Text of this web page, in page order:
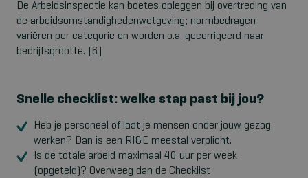
De Arbeidsinspectie kan boetes opleggen bij overtreding van
de arbeidsomstandighedenwetgeving; normbedragen
variëren per categorie en worden o.a. gecorrigeerd naar
bedrijfsgrootte. [6]
Snelle checklist: welke stap past bij jou?
Heb je personeel of laat je mensen onder jouw gezag
werken? Dan is een RI&E meestal verplicht.
Is de totale arbeid maximaal 40 uur per week
(opgeteld)? Overweeg dan de Checklist